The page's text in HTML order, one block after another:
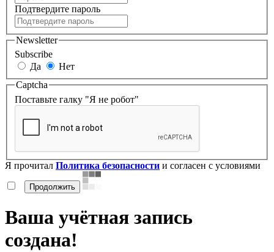
Подтвердите пароль
Newsletter
Subscribe
Да
Нет
Captcha
Поставьте галку "Я не робот"
Я прочитал Политика безопасности и согласен с условиями
Ваша учётная запись
создана!